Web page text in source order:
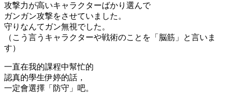
攻撃力が高いキャラクターばかり選んで
ガンガン攻撃をさせていました。
守りなんてガン無視でした。
（こう言うキャラクターや戦術のことを「脳筋」と言いま
す）
一直在我的課程中幫忙的
認真的學生伊婷的話，
一定會選擇「防守」吧。